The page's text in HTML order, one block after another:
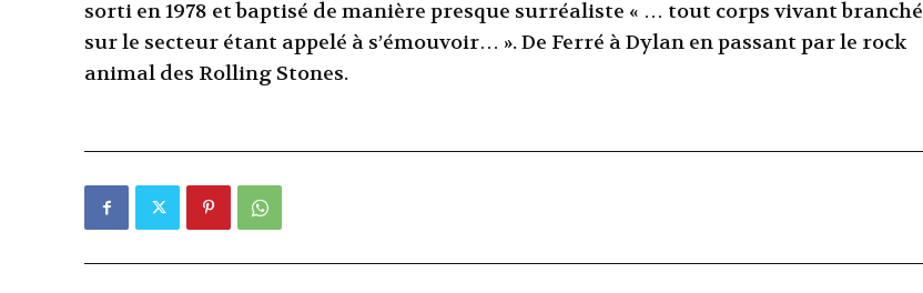
sorti en 1978 et baptisé de manière presque surréaliste « … tout corps vivant branché
sur le secteur étant appelé à s’émouvoir… ». De Ferré à Dylan en passant par le rock
animal des Rolling Stones.